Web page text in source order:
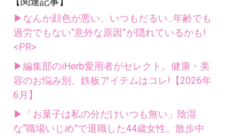
▶なんか顔色が悪い、いつもだるい...年齢でも
過労でもない“意外な原因”が隠れているかも!
<PR>
▶編集部のiHerb愛用者がセレクト。健康・美
容のお悩み別、鉄板アイテムはコレ!【2026年
6月】
▶「お菓子は私の分だけいつも無い」陰湿
な“職場いじめ”で退職した44歳女性。散歩中